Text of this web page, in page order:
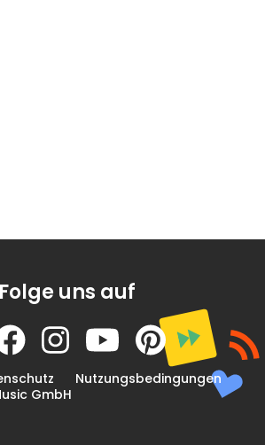
Folge uns auf
Nutzungsbedingungen
GmbH